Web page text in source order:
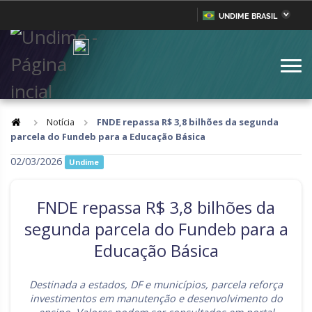
UNDIME BRASIL
Amazonas
Bahia
Goiás Maranhão
Minas Gerais
Pernambuco
Paraná
Rondônia Roraima
Notícia
FNDE repassa R$ 3,8 bilhões da segunda
parcela do Fundeb para a Educação Básica
02/03/2026 Undime
FNDE repassa R$ 3,8 bilhões da
segunda parcela do Fundeb para a
Educação Básica
Destinada a estados, DF e municípios, parcela reforça
investimentos em manutenção e desenvolvimento do